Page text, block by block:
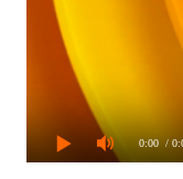
0:00 /